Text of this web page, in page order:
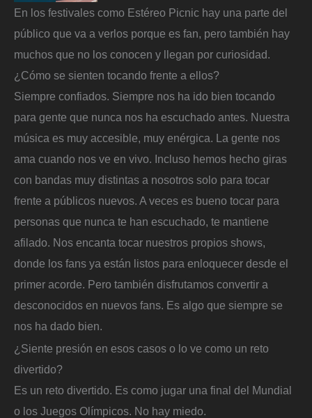
En los festivales como Estéreo Picnic hay una parte del
público que va a verlos porque es fan, pero también hay
muchos que no los conocen y llegan por curiosidad.
¿Cómo se sienten tocando frente a ellos?
Siempre confiados. Siempre nos ha ido bien tocando
para gente que nunca nos ha escuchado antes. Nuestra
música es muy accesible, muy enérgica. La gente nos
ama cuando nos ve en vivo. Incluso hemos hecho giras
con bandas muy distintas a nosotros solo para tocar
frente a públicos nuevos. A veces es bueno tocar para
personas que nunca te han escuchado, te mantiene
afilado. Nos encanta tocar nuestros propios shows,
donde los fans ya están listos para enloquecer desde el
primer acorde. Pero también disfrutamos convertir a
desconocidos en nuevos fans. Es algo que siempre se
nos ha dado bien.
¿Siente presión en esos casos o lo ve como un reto
divertido?
Es un reto divertido. Es como jugar una final del Mundial
o los Juegos Olímpicos. No hay miedo.